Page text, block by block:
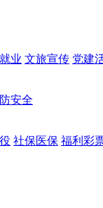
业 文旅宣传 党建
安全
社保医保 福利彩